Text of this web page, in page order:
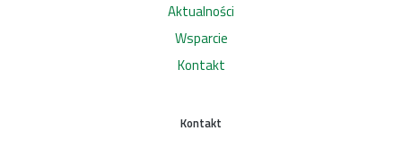
Aktualności
Wsparcie
Kontakt
Kontakt